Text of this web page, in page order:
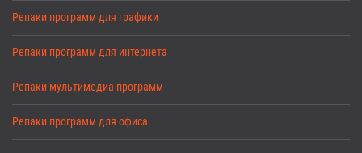
Репаки программ для графики
Репаки программ для интернета
Репаки мультимедиа программ
Репаки программ для офиса